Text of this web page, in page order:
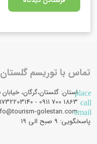
تماس با توریسم گلستان
placeاستان: گلستان،گرگان، خیابان فرهنگ
call
email
golestan.com
پاسخگویی: ۹ صبح الی 19